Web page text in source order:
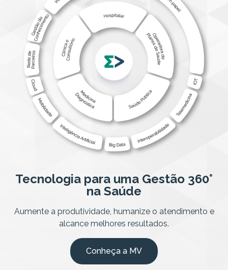
Tecnologia para uma Gestão 360°
na Saúde
Aumente a produtividade, humanize o atendimento e
alcance melhores resultados.
Conheça a MV